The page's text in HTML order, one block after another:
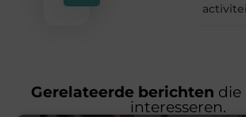
Gerelateerde berichten die
interesseren.